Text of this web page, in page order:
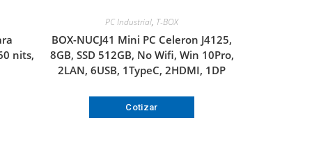
nits,
PC Industrial, T-BOX
BOX-NUCJ41 Mini PC Celeron J4125,
8GB, SSD 512GB, No Wifi, Win 10Pro,
2LAN, 6USB, 1TypeC, 2HDMI, 1DP
Cotizar